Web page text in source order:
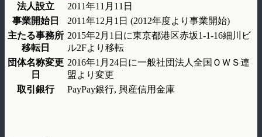
法人設立
2011年11月11日
事業開始日
2011年12月1日 (2012年度より事業開始)
主たる事務所
移転日
2015年2月1日に東京都港区赤坂1-1-16細川ビ
ル2Fより移転
団体名称変更
日
2016年1月24日に一般社団法人全国ＯＷＳ連
盟より変更
取引銀行
PayPay銀行, 興産信用金庫